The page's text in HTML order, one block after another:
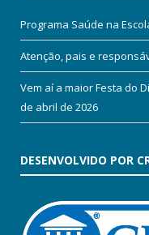
Programa Saúde na
Atenção, pais e
Vem aí a maior Festa do
de abril de 2026
DESENVOLVIDO POR